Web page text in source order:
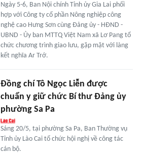
Ngày 5-6, Ban Nội chính Tỉnh ủy Gia Lai phối
hợp với Công ty cổ phần Nông nghiệp công
nghệ cao Hưng Sơn cùng Đảng ủy - HĐND -
UBND - Ủy ban MTTQ Việt Nam xã Lơ Pang tổ
chức chương trình giao lưu, gặp mặt với làng
kết nghĩa Ar Trớ.
Đồng chí Tô Ngọc Liễn được
chuẩn y giữ chức Bí thư Đảng ủy
phường Sa Pa
Sáng 20/5, tại phường Sa Pa, Ban Thường vụ
Tỉnh ủy Lào Cai tổ chức hội nghị về công tác
cán bộ.